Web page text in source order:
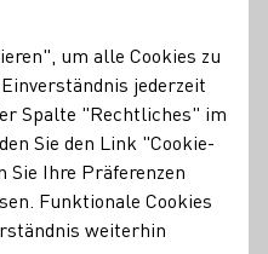
um alle Cookies zu
jederzeit
Spalte "Rechtliches" im
Sie den Link "Cookie-
Ihre Präferenzen
Funktionale Cookies
weiterhin